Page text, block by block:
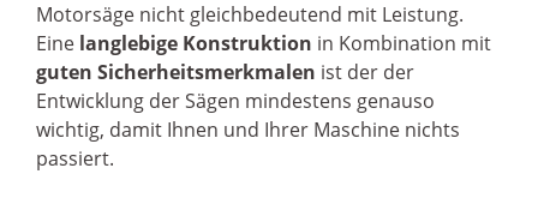
Motorsäge nicht gleichbedeutend mit Leistung.
Eine langlebige Konstruktion in Kombination mit
guten Sicherheitsmerkmalen ist der der
Entwicklung der Sägen mindestens genauso
wichtig, damit Ihnen und Ihrer Maschine nichts
passiert.